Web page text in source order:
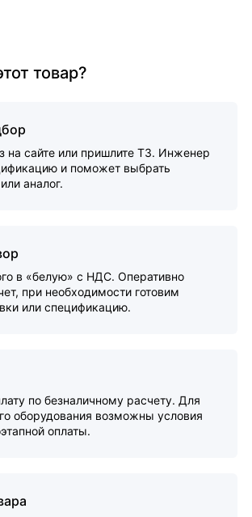
товар?
на сайте или пришлите ТЗ. Инженер
и поможет выбрать
аналог.
в «белую» с НДС. Оперативно
при необходимости готовим
или спецификацию.
по безналичному расчету. Для
оборудования возможны условия
оплаты.